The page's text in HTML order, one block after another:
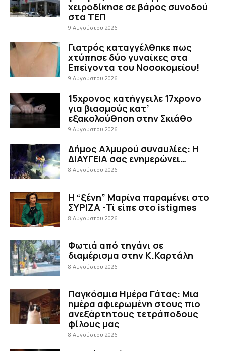
χειροδίκησε σε βάρος συνοδού
στα ΤΕΠ
9 Αυγούστου 2026
Γιατρός καταγγέλθηκε πως
χτύπησε δύο γυναίκες στα
Επείγοντα του Νοσοκομείου!
9 Αυγούστου 2026
15χρονος κατήγγειλε 17χρονο
για βιασμούς κατ’
εξακολούθηση στην Σκιάθο
9 Αυγούστου 2026
Δήμος Αλμυρού συναυλίες: Η
ΔΙΑΥΓΕΙΑ σας ενημερώνει…
8 Αυγούστου 2026
Η “ξένη” Μαρίνα παραμένει στο
ΣΥΡΙΖΑ -Τί είπε στο istigmes
8 Αυγούστου 2026
Φωτιά από τηγάνι σε
διαμέρισμα στην Κ.Καρτάλη
8 Αυγούστου 2026
Παγκόσμια Ημέρα Γάτας: Μια
ημέρα αφιερωμένη στους πιο
ανεξάρτητους τετράποδους
φίλους μας
8 Αυγούστου 2026